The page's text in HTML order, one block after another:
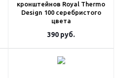
кронштейнов Royal Thermo
Design 100 серебристого
цвета
390 руб.